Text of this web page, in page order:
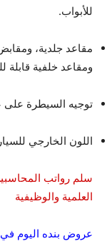
للأبواب.
مقاعد جلدية، ومقابض
ومقاعد خلفية قابلة
توجيه السيطرة على
اللون الخارجي
العلمية والوظيفية
عروض بنده اليوم